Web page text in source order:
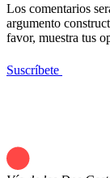
Los comentarios
argumento
favor, muestra tus
Suscríbete